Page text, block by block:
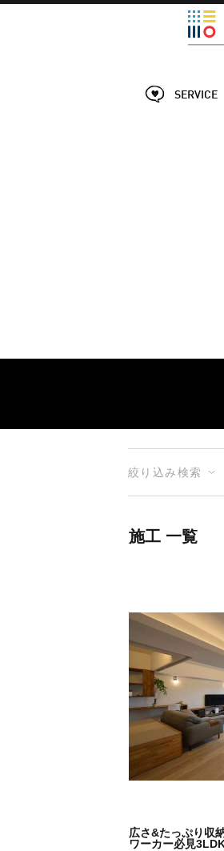
SERVICE
絞り込み検索
施工 一覧
広さ&たっぷり収
ワーカー必見